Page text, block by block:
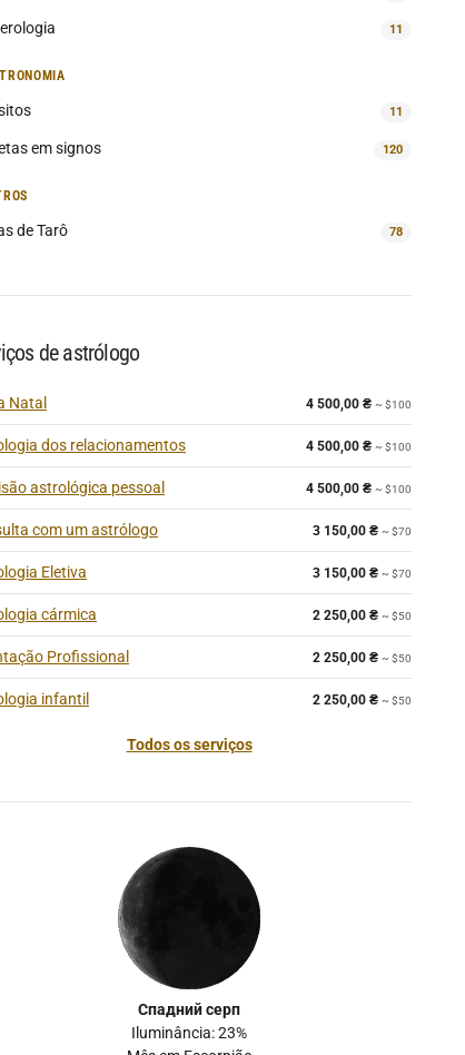
11
11
em signos 120
de Tarô 78
de astrólogo
Natal 4 500,00 ₴ ~ $100
dos relacionamentos 4 500,00 ₴ ~ $100
astrológica pessoal 4 500,00 ₴ ~ $100
com um astrólogo 3 150,00 ₴ ~ $70
Eletiva 3 150,00 ₴ ~ $70
cármica 2 250,00 ₴ ~ $50
Profissional 2 250,00 ₴ ~ $50
infantil 2 250,00 ₴ ~ $50
Todos os serviços
Спадний серп
Iluminância: 23%